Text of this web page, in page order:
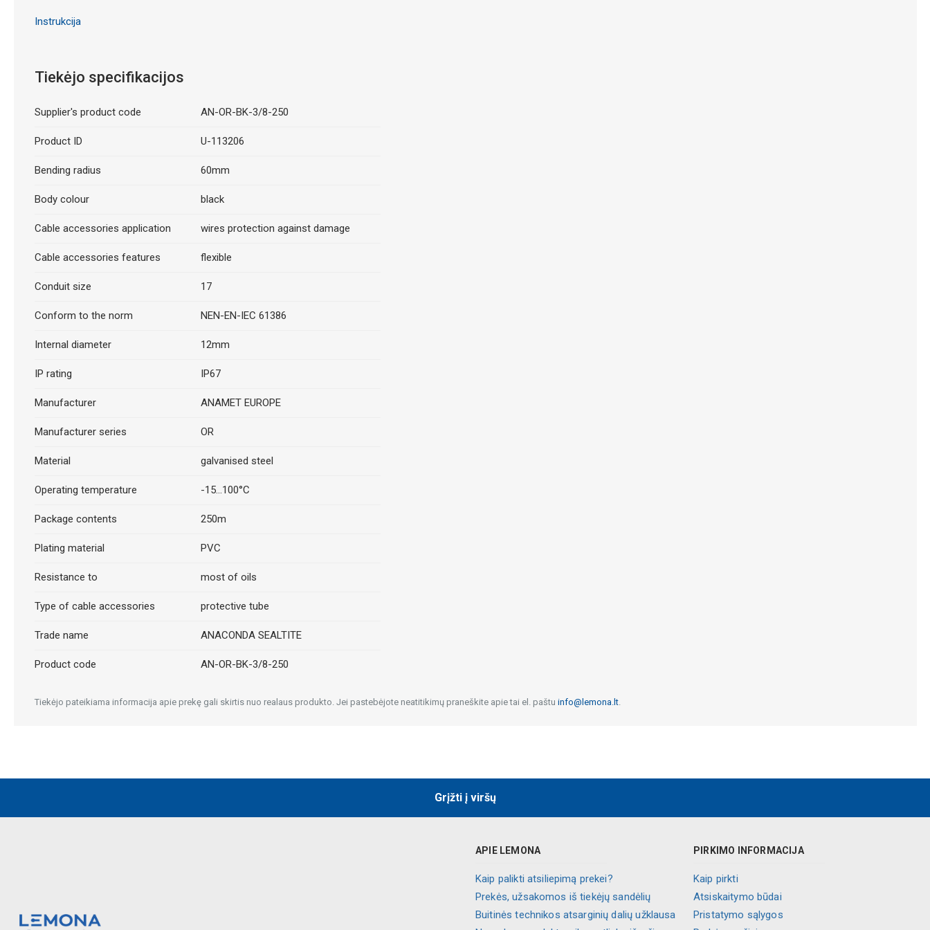
Instrukcija
Tiekėjo specifikacijos
Supplier's product code AN-OR-BK-3/8-250
Product ID U-113206
Bending radius 60mm
Body colour black
Cable accessories application wires protection against damage
Cable accessories features flexible
Conduit size 17
Conform to the norm NEN-EN-IEC 61386
Internal diameter 12mm
IP rating IP67
Manufacturer ANAMET EUROPE
Manufacturer series OR
Material galvanised steel
Operating temperature -15...100°C
Package contents 250m
Plating material PVC
Resistance to most of oils
Type of cable accessories protective tube
Trade name ANACONDA SEALTITE
Product code AN-OR-BK-3/8-250
Tiekėjo pateikiama informacija apie prekę gali skirtis nuo realaus produkto. Jei pastebėjote neatitikimų praneškite apie tai el. paštu info@lemona.lt.
Grįžti į viršų
APIE LEMONA
Kaip palikti atsiliepimą prekei?
Prekės, užsakomos iš tiekėjų sandėlių
Buitinės technikos atsarginių dalių užklausa
PIRKIMO INFORMACIJA
Kaip pirkti
Atsiskaitymo būdai
Pristatymo sąlygos